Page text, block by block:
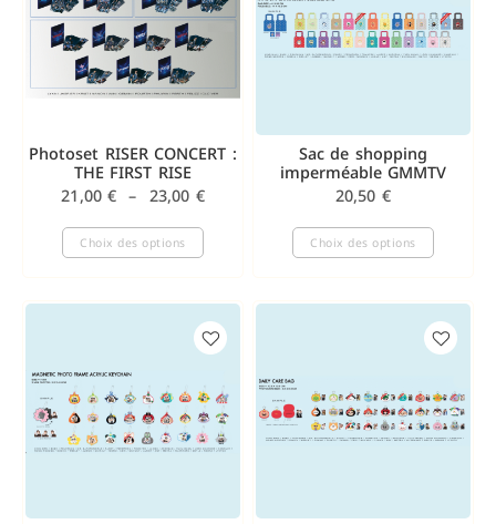
Photoset RISER CONCERT :
THE FIRST RISE
21,00€ – 23,00 €
Choix des options
Sac de shopping
imperméable GMMTV
20,50 €
Choix des options